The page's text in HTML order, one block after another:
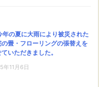
年の夏に大雨により被災された
の畳・フローリングの張替えを
いただきました。
年11月6日